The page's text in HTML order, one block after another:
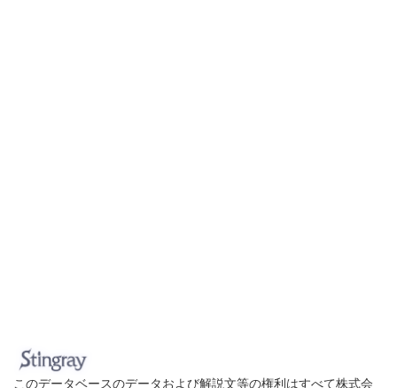
このデータベースのデータおよび解説文等の権利はすべて株式会